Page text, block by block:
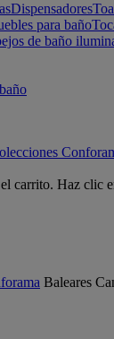
Dispensadores
para baño
de baño
carrito. Haz clic
Baleares